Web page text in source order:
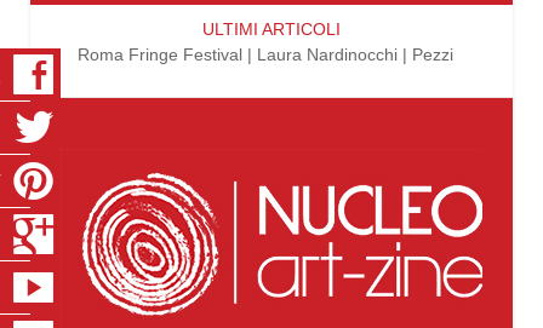
ULTIMI ARTICOLI
Roma Fringe Festival | Laura Nardinocchi | Pezzi